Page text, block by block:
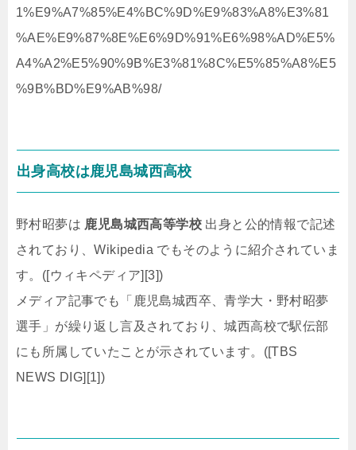
1%E9%A7%85%E4%BC%9D%E9%83%A8%E3%81
%AE%E9%87%8E%E6%9D%91%E6%98%AD%E5%
A4%A2%E5%90%9B%E3%81%8C%E5%85%A8%E5
%9B%BD%E9%AB%98/
出身高校は鹿児島城西高校
野村昭夢は 鹿児島城西高等学校 出身と公的情報で記述
されており、Wikipedia でもそのように紹介されていま
す。([ウィキペディア][3])
メディア記事でも「鹿児島城西卒、青学大・野村昭夢
選手」が繰り返し言及されており、城西高校で駅伝部
にも所属していたことが示されています。([TBS
NEWS DIG][1])